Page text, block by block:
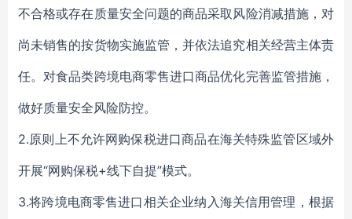
不合格或存在质量安全问题的商品采取风险消减措施，对
尚未销售的按货物实施监管，并依法追究相关经营主体责
任。对食品类跨境电商零售进口商品优化完善监管措施，
做好质量安全风险防控。
2.原则上不允许网购保税进口商品在海关特殊监管区域外
开展“网购保税+线下自提”模式。
3.将跨境电商零售进口相关企业纳入海关信用管理，根据